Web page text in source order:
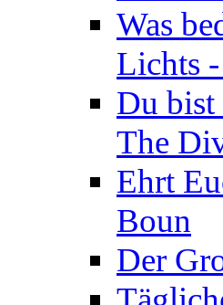
Was
Lichts
Du bist
The
Ehrt
Boun
Der